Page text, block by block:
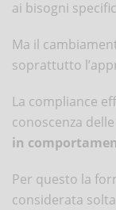
ai bisogni
Ma il
soprattutto
La compliance
conoscenza
in
Per questo la
considerata